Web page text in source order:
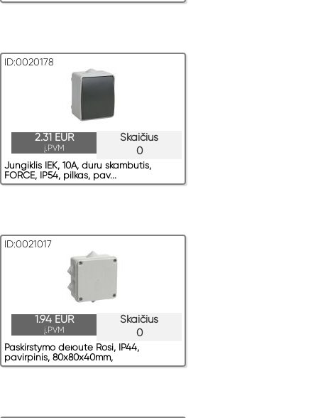
ID:0020178
Skaičius
0
2.31 EUR
į.PVM
Jungiklis IEK, 10A, duru skambutis,
FORCE, IP54, pilkas, pav...
ID:0021017
Skaičius
0
1.94 EUR
į.PVM
Paskirstymo deюute Rosi, IP44,
pavirрinis, 80x80x40mm,